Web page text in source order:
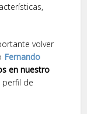
volver
Fernando
en nuestro
de